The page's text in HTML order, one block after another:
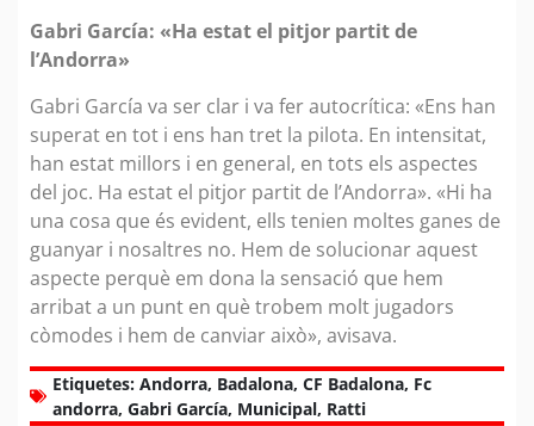
Gabri García: «Ha estat el pitjor partit de
l’Andorra»
Gabri García va ser clar i va fer autocrítica: «Ens han
superat en tot i ens han tret la pilota. En intensitat,
han estat millors i en general, en tots els aspectes
del joc. Ha estat el pitjor partit de l’Andorra». «Hi ha
una cosa que és evident, ells tenien moltes ganes de
guanyar i nosaltres no. Hem de solucionar aquest
aspecte perquè em dona la sensació que hem
arribat a un punt en què trobem molt jugadors
còmodes i hem de canviar això», avisava.
Etiquetes: Andorra, Badalona, CF Badalona, Fc
andorra, Gabri García, Municipal, Ratti